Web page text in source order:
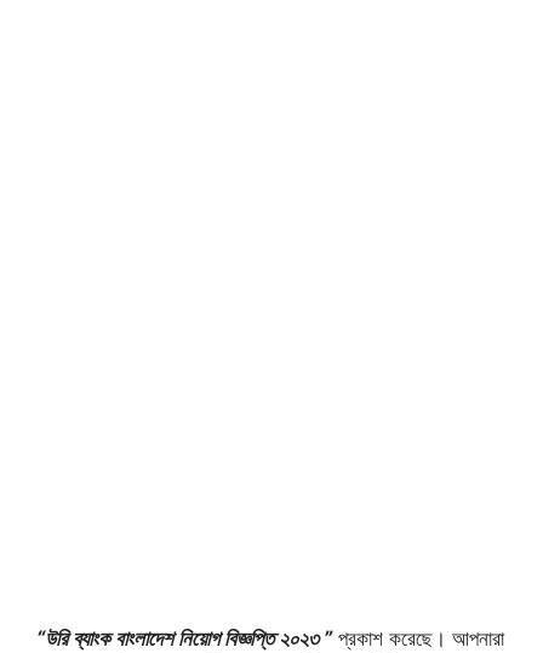
“উরি ব্যাংক বাংলাদেশ নিয়োগ বিজ্ঞপ্তি ২০২৩ ”প্রকাশ করেছে। আপনারা